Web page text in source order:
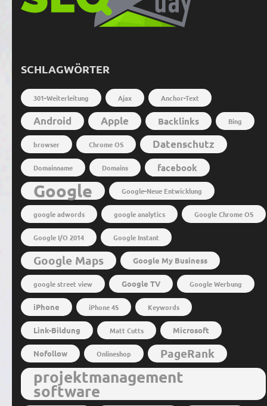
SCHLAGWÖRTER
301-Weiterleitung Ajax Anchor-Text
Android Apple Backlinks Bing
browser Chrome OS Datenschutz
Domainname Domains facebook
Google Google-Neue Entwicklung
google adwords google analytics Google Chrome OS
Google I/O 2014 Google Instant
Google Maps Google My Business
google street view Google TV Google Werbung
iPhone iPhone 4S Keywords
Link-Bildung Matt Cutts Microsoft
Nofollow Onlineshop PageRank
projektmanagement
software